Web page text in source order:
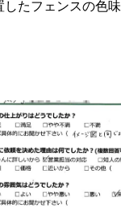
したフェンスの色